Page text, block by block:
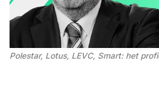
Polestar, Lotus, LEVC, Smart: het